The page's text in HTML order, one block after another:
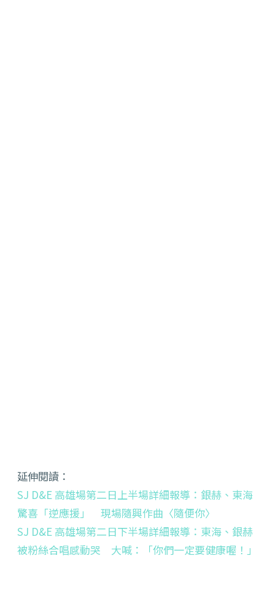
延伸閱讀：
SJ D&E 高雄場第二日上半場詳細報導：銀赫、東海
驚喜「逆應援」 現場隨興作曲〈隨便你〉
SJ D&E 高雄場第二日下半場詳細報導：東海、銀赫
被粉絲合唱感動哭 大喊：「你們一定要健康喔！」